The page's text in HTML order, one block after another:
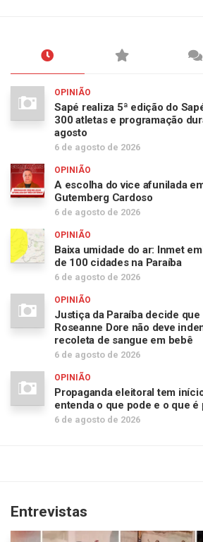
OPINIÃO
Sapé realiza 5ª edição do
300 atletas e programação
agosto
6 de agosto de 2026
OPINIÃO
A escolha do vice afunilada
Gutemberg Cardoso
6 de agosto de 2026
OPINIÃO
Baixa umidade do ar: Inmet
de 100 cidades na Paraíba
6 de agosto de 2026
OPINIÃO
Justiça da Paraíba decide
Roseanne Dore não deve
recoleta de sangue em bebê
6 de agosto de 2026
OPINIÃO
Propaganda eleitoral tem
entenda o que pode e o que é
6 de agosto de 2026
Entrevistas